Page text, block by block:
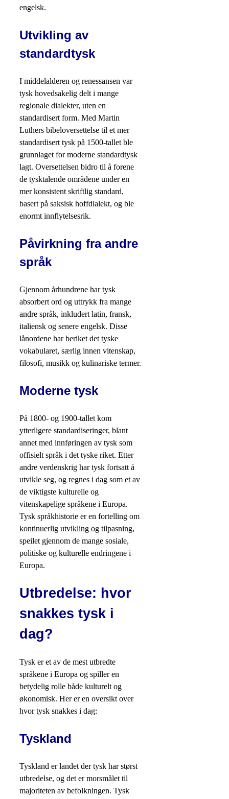
engelsk.
Utvikling av
standardtysk
I middelalderen og renessansen var
tysk hovedsakelig delt i mange
regionale dialekter, uten en
standardisert form. Med Martin
Luthers bibeloversettelse til et mer
standardisert tysk på 1500-tallet ble
grunnlaget for moderne standardtysk
lagt. Oversettelsen bidro til å forene
de tysktalende områdene under en
mer konsistent skriftlig standard,
basert på saksisk hoffdialekt, og ble
enormt innflytelsesrik.
Påvirkning fra andre
språk
Gjennom århundrene har tysk
absorbert ord og uttrykk fra mange
andre språk, inkludert latin, fransk,
italiensk og senere engelsk. Disse
lånordene har beriket det tyske
vokabularet, særlig innen vitenskap,
filosofi, musikk og kulinariske termer.
Moderne tysk
På 1800- og 1900-tallet kom
ytterligere standardiseringer, blant
annet med innføringen av tysk som
offisielt språk i det tyske riket. Etter
andre verdenskrig har tysk fortsatt å
utvikle seg, og regnes i dag som et av
de viktigste kulturelle og
vitenskapelige språkene i Europa.
Tysk språkhistorie er en fortelling om
kontinuerlig utvikling og tilpasning,
speilet gjennom de mange sosiale,
politiske og kulturelle endringene i
Europa.
Utbredelse: hvor
snakkes tysk i
dag?
Tysk er et av de mest utbredte
språkene i Europa og spiller en
betydelig rolle både kulturelt og
økonomisk. Her er en oversikt over
hvor tysk snakkes i dag:
Tyskland
Tyskland er landet der tysk har størst
utbredelse, og det er morsmålet til
majoriteten av befolkningen. Tysk